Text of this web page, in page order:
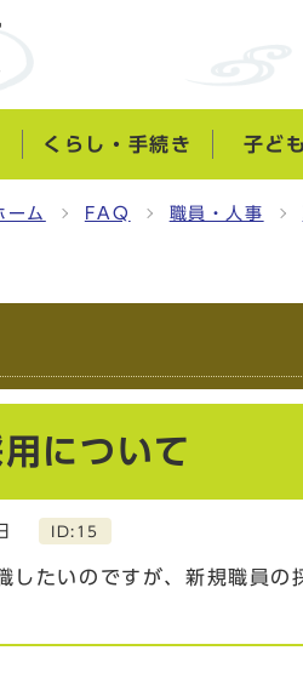
くらし・手続き 子ど
ーム FAQ 職員・人事
について
ID:15
したいのですが、新規職員の